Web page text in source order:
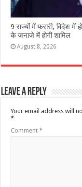
9 राज्‍यों में फरारी, व‍िदेश में
के जनाजे में होगी शामिल
August 8, 2026
Leave a Reply
Your email address will
*
Comment*